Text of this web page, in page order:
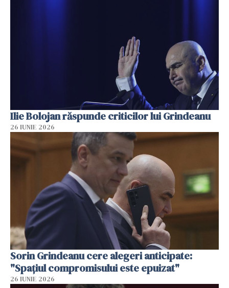
Ilie Bolojan răspunde criticilor lui Grindeanu
26 IUNIE 2026
Sorin Grindeanu cere alegeri anticipate:
"Spațiul compromisului este epuizat"
26 IUNIE 2026